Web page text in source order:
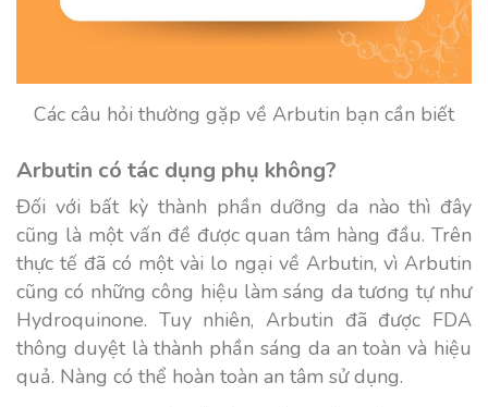
Các câu hỏi thường gặp về Arbutin bạn cần biết
Arbutin có tác dụng phụ không?
Đối với bất kỳ thành phần dưỡng da nào thì đây
cũng là một vấn đề được quan tâm hàng đầu. Trên
thực tế đã có một vài lo ngại về Arbutin, vì Arbutin
cũng có những công hiệu làm sáng da tương tự như
Hydroquinone. Tuy nhiên, Arbutin đã được FDA
thông duyệt là thành phần sáng da an toàn và hiệu
quả. Nàng có thể hoàn toàn an tâm sử dụng.